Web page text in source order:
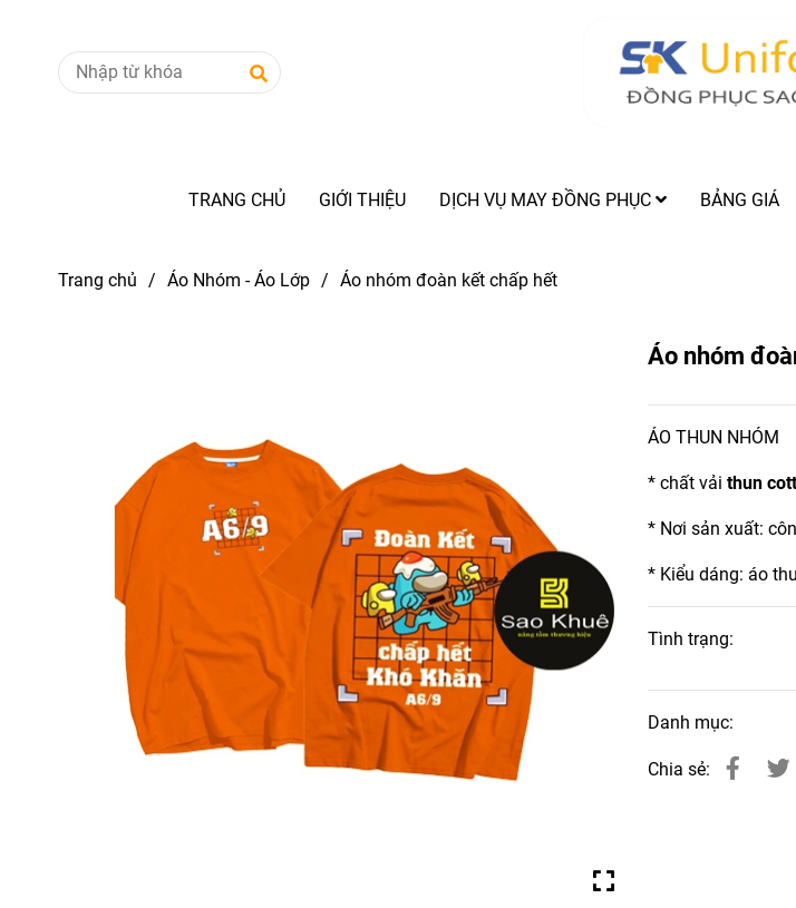
TRANG CHỦ GIỚI THIỆU DỊCH VỤ MAY ĐỒNG PHỤC BẢNG GIÁ
Trang chủ / Áo Nhóm - Áo Lớp / Áo nhóm đoàn kết chấp hết
Áo nhóm
ÁO THUN NHÓM
* chất vảithun
* Nơi sản xuất:
* Kiểu dáng: áo
Tình trạng:
Danh mục:
Chia sẻ: